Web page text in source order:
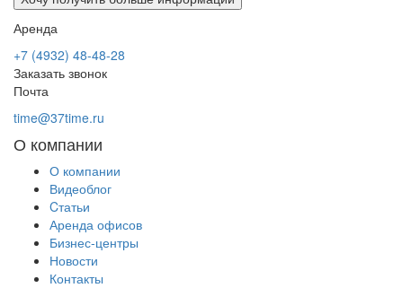
Аренда
+7 (4932) 48-48-28
Заказать звонок
Почта
time@37time.ru
О компании
О компании
Видеоблог
Cтатьи
Аренда офисов
Бизнес-центры
Новости
Контакты